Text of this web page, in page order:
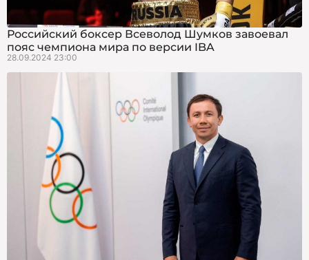
Российский боксер Всеволод Шумков завоевал
пояс чемпиона мира по версии IBA
28.09.2024 23:00